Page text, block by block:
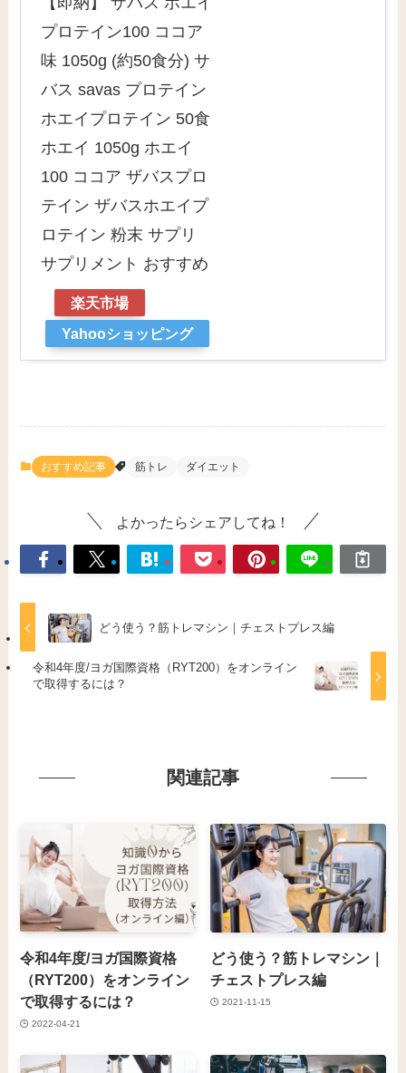
プロテイン100 ココア
味 1050g (約50食分) サ
バス savas プロテイン
ホエイプロテイン 50食
ホエイ 1050g ホエイ
100 ココア ザバスプロ
テイン ザバスホエイプ
ロテイン 粉末 サプリ
サプリメント おすすめ
楽天市場
Yahooショッピング
おすすめ記事 筋トレ ダイエット
よかったらシェアしてね！
どう使う？筋トレマシン｜チェストプレス編
令和4年度/ヨガ国際資格（RYT200）をオンライン
で取得するには？
関連記事
令和4年度/ヨガ国際資格
（RYT200）をオンライン
で取得するには？
2022-04-21
どう使う？筋トレマシン｜
チェストプレス編
2021-11-15